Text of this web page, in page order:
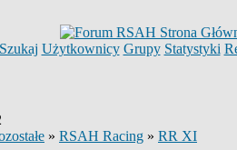
Szukaj Użytkownicy Grupy Statystyki
» RSAH Racing » RR XI